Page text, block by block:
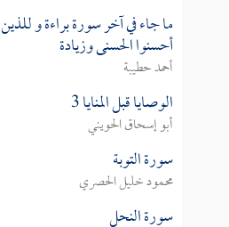
ما جاء في آخر سورة براءة و للذين
أحسنوا الحسنى وزيادة
أحمد حطيبة
الوصايا قبل المنايا 3
أبو إسحاق الحويني
سورة التوبة
محمود خليل الحصري
سورة النحل